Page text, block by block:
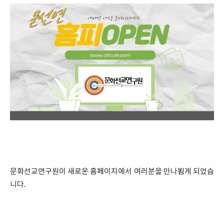
문화선교연구원이 새로운 홈페이지에서 여러분을 만나뵙게 되었습
니다.